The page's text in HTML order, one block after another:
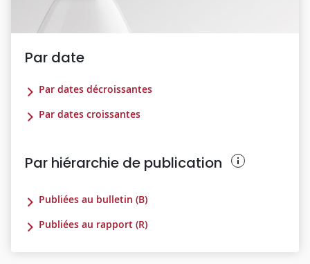
Par date
Par dates décroissantes
Par dates croissantes
Par hiérarchie de publication
Publiées au bulletin (B)
Publiées au rapport (R)